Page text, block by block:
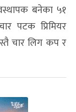
बनेका ५१
पटक प्रिमियर
चार लिग कप र